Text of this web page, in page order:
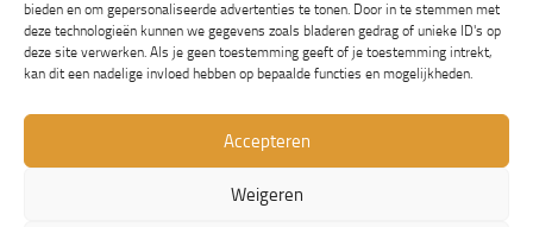
bieden en om gepersonaliseerde advertenties te tonen. Door in te stemmen met
deze technologieën kunnen we gegevens zoals bladeren gedrag of unieke ID's op
deze site verwerken. Als je geen toestemming geeft of je toestemming intrekt,
kan dit een nadelige invloed hebben op bepaalde functies en mogelijkheden.
Accepteren
Weigeren